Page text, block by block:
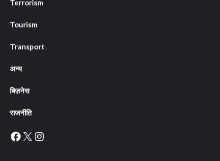
Terrorism
Tourism
Transport
अन्य
बिज़नेस
राजनीति
Facebook
X Instagram